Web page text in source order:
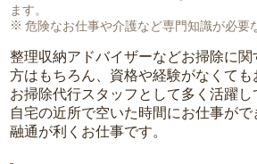
ます。
危険なお仕事や介護など専門知識が必要
整理収納アドバイザーなどお掃除に
方はもちろん、資格や経験がなくて
お掃除代行スタッフとして多く活躍し
自宅の近所で空いた時間にお仕事が
融通が利くお仕事です。